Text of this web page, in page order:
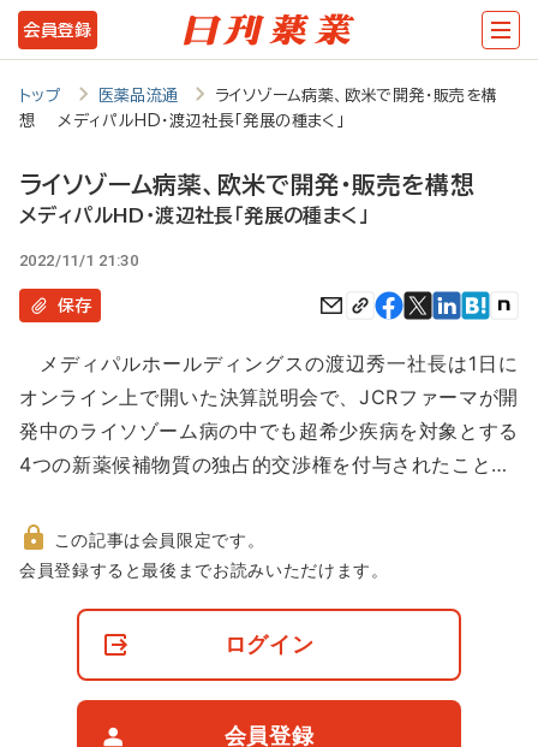
メ
イ
コ
ツ
に
動
会員登録
トップ 医薬品流通
ライソゾーム病薬、欧米で開発・販売を構
想 メディパルHD・渡辺社長「発展の種まく」
ライソゾーム病薬、欧米で開発・販売を構想
メディパルHD・渡辺社長「発展の種まく」
2022/11/1 21:30
保存
メディパルホールディングスの渡辺秀一社長は1日に
オンライン上で開いた決算説明会で、JCRファーマが開
発中のライソゾーム病の中でも超希少疾病を対象とする
4つの新薬候補物質の独占的交渉権を付与されたこと…
非
この記事は会員限定です。
会員登録すると最後までお読みいただけます。
ログイン
会員登録